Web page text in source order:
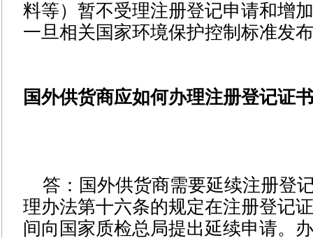
料等）暂不受理注册登记申请和增
一旦相关国家环境保护控制标准发
国外供货商应如何办理注册登记证
答：国外供货商需要延续注册登
理办法第十六条的规定在注册登记
间向国家质检总局提出延续申请。